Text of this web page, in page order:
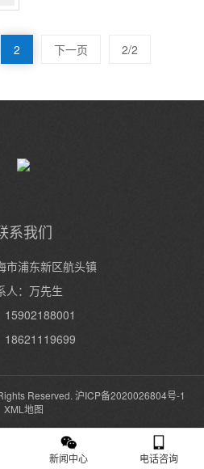
2 下一页 2/2
系我们
市浦东新区航头镇
人：万先生
15902188001
18621119699
Reserved. 沪ICP备2020026804号-1
XML地图
新闻中心 电话咨询